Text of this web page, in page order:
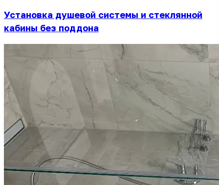
Установка душевой системы и стеклянной
кабины без поддона